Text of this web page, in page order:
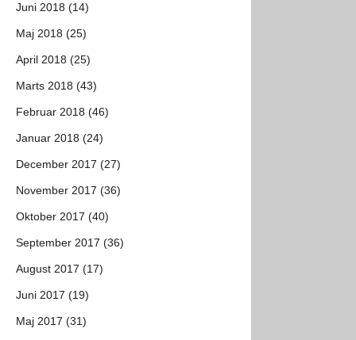
Juni 2018 (14)
Maj 2018 (25)
April 2018 (25)
Marts 2018 (43)
Februar 2018 (46)
Januar 2018 (24)
December 2017 (27)
November 2017 (36)
Oktober 2017 (40)
September 2017 (36)
August 2017 (17)
Juni 2017 (19)
Maj 2017 (31)